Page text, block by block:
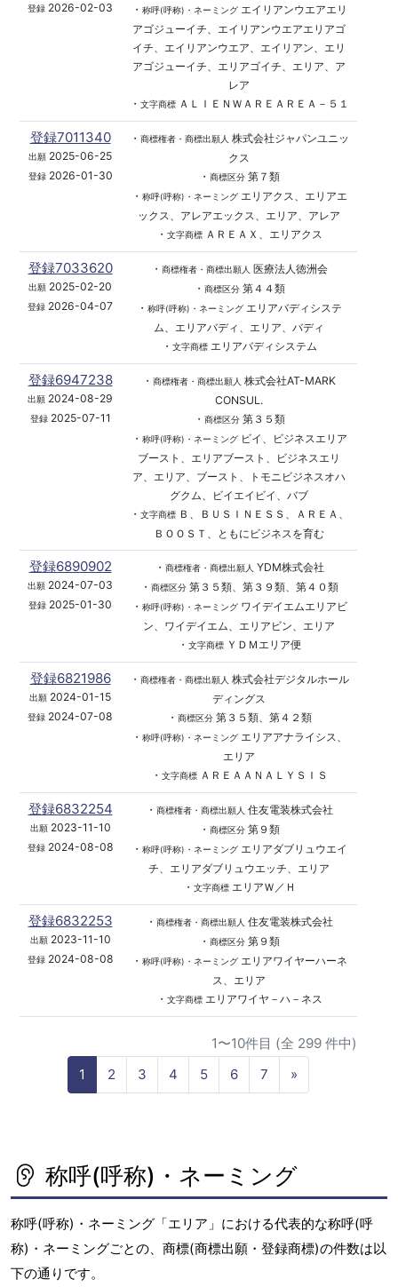
登録 2026-02-03
・ 称呼(呼称)・ネーミングエイリアンウエアエリ
アゴジューイチ、エイリアンウエアエリアゴ
イチ、エイリアンウエア、エイリアン、エリ
アゴジューイチ、エリアゴイチ、エリア、ア
レア
・ 文字商標ＡＬＩＥＮＷＡＲＥＡＲＥＡ－５１
登録7011340
出願 2025-06-25
登録2026-01-30
・ 商標権者・商標出願人 株式会社ジャパンユニッ
クス
・ 商標区分第７類
・ 称呼(呼称)・ネーミングエリアクス、エリアエ
ックス、アレアエックス、エリア、アレア
・ 文字商標ＡＲＥＡＸ、エリアクス
登録7033620
出願 2025-02-20
登録 2026-04-07
・ 商標権者・商標出願人 医療法人徳洲会
・ 商標区分第４４類
・ 称呼(呼称)・ネーミングエリアバディシステ
ム、エリアバディ、エリア、バディ
・ 文字商標エリアバディシステム
登録6947238
出願 2024-08-29
登録2025-07-11
・ 商標権者・商標出願人 株式会社AT-MARK
CONSUL.
・ 商標区分第３５類
・ 称呼(呼称)・ネーミングビイ、ビジネスエリア
ブースト、エリアブースト、ビジネスエリ
ア、エリア、ブースト、トモニビジネスオハ
グクム、ビイエイビイ、バブ
・ 文字商標Ｂ、ＢＵＳＩＮＥＳＳ、ＡＲＥＡ、
ＢＯＯＳＴ、ともにビジネスを育む
登録6890902
出願 2024-07-03
登録 2025-01-30
・ 商標権者・商標出願人 YDM株式会社
・ 商標区分第３５類、第３９類、第４０類
・ 称呼(呼称)・ネーミングワイデイエムエリアビ
ン、ワイデイエム、エリアビン、エリア
・ 文字商標ＹＤＭエリア便
登録6821986
出願 2024-01-15
登録 2024-07-08
・ 商標権者・商標出願人 株式会社デジタルホール
ディングス
・ 商標区分第３５類、第４２類
・ 称呼(呼称)・ネーミングエリアアナライシス、
エリア
・ 文字商標ＡＲＥＡＡＮＡＬＹＳＩＳ
登録6832254
出願2023-11-10
登録2024-08-08
・ 商標権者・商標出願人 住友電装株式会社
・ 商標区分第９類
・ 称呼(呼称)・ネーミングエリアダブリュウエイ
チ、エリアダブリュウエッチ、エリア
・ 文字商標エリアＷ／Ｈ
登録6832253
出願2023-11-10
登録2024-08-08
・ 商標権者・商標出願人 住友電装株式会社
・ 商標区分第９類
・ 称呼(呼称)・ネーミングエリアワイヤーハーネ
ス、エリア
・ 文字商標エリアワイヤ－ハ－ネス
1〜10件目 (全 299 件中)
1
2 3 4 5 6 7 »
e
称呼(呼称)・ネーミング
称呼(呼称)・ネーミング「エリア」における代表的な称呼(呼
称)・ネーミングごとの、商標(商標出願・登録商標)の件数は以
下の通りです。